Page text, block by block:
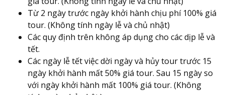
Từ 2 ngày trước ngày khởi hành chịu phí 100% giá
tour. (Không tính ngày lễ và chủ nhật)
Các quy định trên không áp dụng cho các dịp lễ và
tết.
Các ngày lễ tết việc dời ngày và hủy tour trước 15
ngày khởi hành mất 50% giá tour. Sau 15 ngày so
với ngày khởi hành mất 100% giá tour. (Không